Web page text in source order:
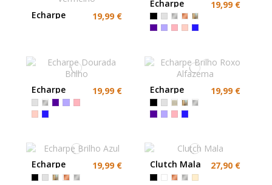
Echarpe
19,99 €
Echarpe
Prata Brilho
19,99 €
Echarpe
Dourada
Brilho
19,99 €
Echarpe
Brilho Roxo
Alfazema
19,99 €
Echarpe
Brilho Azul
19,99 € Clutch Mala 27,90 €